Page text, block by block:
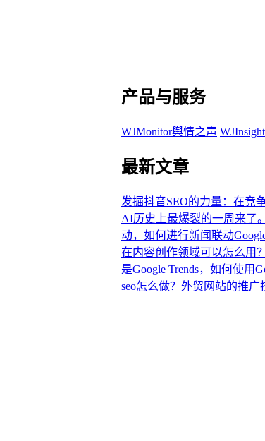
产品与服务
WJMonitor舆情之声
最新文章
发掘抖音SEO的力量：在竞
AI历史上最爆裂的一周来了。
动，如何进行新闻联动Google
在内容创作领域可以怎么用？
是Google Trends，如何使用
seo怎么做？外贸网站的推广